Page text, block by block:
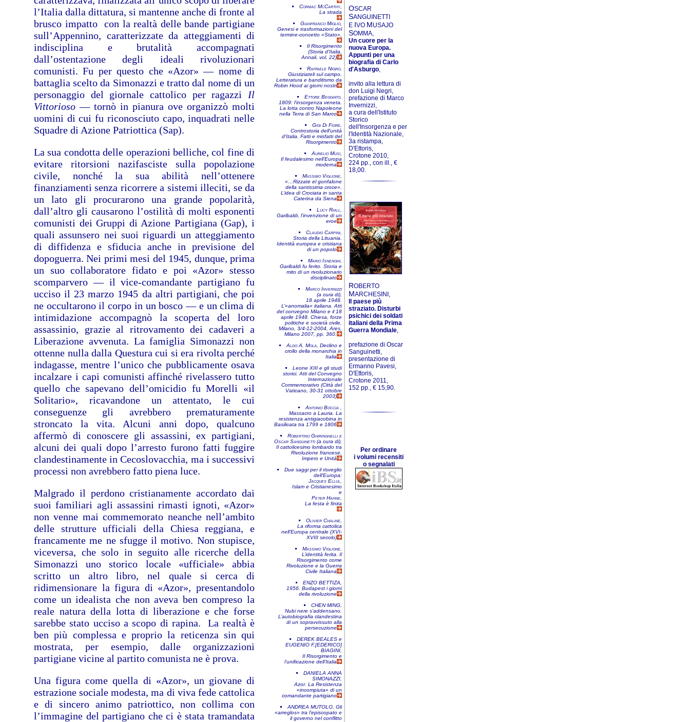
l’Italia dalla dittatura, si mantenne anche di fronte al
brusco impatto con la realtà delle bande partigiane
sull’Appennino, caratterizzate da atteggiamenti di
indisciplina e brutalità accompagnati
dall’ostentazione degli ideali rivoluzionari
comunisti. Fu per questo che «Azor» — nome di
battaglia scelto da Simonazzi e tratto dal nome di un
personaggio del giornale cattolico per ragazzi Il
Vittorioso — tornò in pianura ove organizzò molti
uomini di cui fu riconosciuto capo, inquadrati nelle
Squadre di Azione Patriottica (Sap).
La sua condotta delle operazioni belliche, col fine di
evitare ritorsioni nazifasciste sulla popolazione
civile, nonché la sua abilità nell’ottenere
finanziamenti senza ricorrere a sistemi illeciti, se da
un lato gli procurarono una grande popolarità,
dall’altro gli causarono l’ostilità di molti esponenti
comunisti dei Gruppi di Azione Partigiana (Gap), i
quali assunsero nei suoi riguardi un atteggiamento
di diffidenza e sfiducia anche in previsione del
dopoguerra. Nei primi mesi del 1945, dunque, prima
un suo collaboratore fidato e poi «Azor» stesso
scomparvero — il vice-comandante partigiano fu
ucciso il 23 marzo 1945 da altri partigiani, che poi
ne occultarono il corpo in un bosco — e un clima di
intimidazione accompagnò la scoperta del loro
assassinio, grazie al ritrovamento dei cadaveri a
Liberazione avvenuta. La famiglia Simonazzi non
ottenne nulla dalla Questura cui si era rivolta perché
indagasse, mentre l’unico che pubblicamente osava
incalzare i capi comunisti affinché rivelassero tutto
quello che sapevano dell’omicidio fu Morelli «il
Solitario», ricavandone un attentato, le cui
conseguenze gli avrebbero prematuramente
stroncato la vita. Alcuni anni dopo, qualcuno
affermò di conoscere gli assassini, ex partigiani,
alcuni dei quali dopo l’arresto furono fatti fuggire
clandestinamente in Cecoslovacchia, ma i successivi
processi non avrebbero fatto piena luce.
Malgrado il perdono cristianamente accordato dai
suoi familiari agli assassini rimasti ignoti, «Azor»
non venne mai commemorato neanche nell’ambito
delle strutture ufficiali della Chiesa reggiana, e
francamente me ne sfugge il motivo. Non stupisce,
viceversa, che solo in seguito alle ricerche della
Simonazzi uno storico locale «ufficiale» abbia
scritto un altro libro, nel quale si cerca di
ridimensionare la figura di «Azor», presentandolo
come un idealista che non aveva ben compreso la
reale natura della lotta di liberazione e che forse
sarebbe stato ucciso a scopo di rapina. La realtà è
ben più complessa e proprio la reticenza sin qui
mostrata, per esempio, dalle organizzazioni
partigiane vicine al partito comunista ne è prova.
Una figura come quella di «Azor», un giovane di
estrazione sociale modesta, ma di viva fede cattolica
e di sincero animo patriottico, non collima con
l’immagine del partigiano che ci è stata tramandata
Cormac McCarthy,
La strada
Gianfranco Miglio,
Genesi e trasformazioni del
termine-concetto «Stato»,
Il Risorgimento
(Storia d'Italia,
Annali, vol, 22)
Raffaele Nigro,
Giustiziateli sul campo.
Letteratura e banditismo da
Robin Hood ai giorni nostri
Ettore Beggiato,
1809: l'in­sor­genza veneta.
La lotta contro Napoleone
nella Terra di San Marco
Gigi Di Fiore,
Controstoria dell'unità
d'Italia. Fatti e misfatti del
Risorgimento
Aurelio Musi,
Il feudalesimo nell’Europa
moderna
Massimo Viglione,
«…Rizzate el gonfalone
della santissima croce».
L’idea di Crociata in santa
Caterina da Siena
Lucy Riall,
Garibaldi, l'invenzione di un
eroe
Claudio Carpini,
Storia della Lituania.
Identità europea e cristiana
di un popolo
Mario Isnenghi,
Garibaldi fu ferito. Storia e
mito di un rivoluzionario
disciplinato
Marco Invernizzi
(a cura di),
18 aprile 1948.
L’«anomalia» italiana. Atti
del convegno Milano e il 18
aprile 1948. Chiesa, forze
politiche e società civile
Milano, 3/4-12-2004 , Ares,
Milano 2007, pp. 360.
Aldo A. Mola
Declino e
crollo della monarchia in
Italia
Leone XIII e gli studi
storici. Atti del Convegno
Internazionale
Commemorativo (Città del
Vaticano, 30-31 ottobre
2003)
Antonio Boccia
Massacro a Lauria. La
resistenza antigiacobina in
Basilicata tra 1799 e 1806
Robertino Ghiringhelli e
Oscar Sanguinetti (a cura di),
Il cattolicesimo lombardo tra
Rivoluzione francese,
Impero e Unità
Due saggi per il risveglio
dell'Europa:
Jacques Ellul
Islam e Cristianesimo
e
Peter Hahne
La festa è finita
Olivier Chaline
La riforma cattolica
nell’Europa centrale (XVI-
XVIII secolo)
Massimo Viglione
L’identità ferita. Il
Risorgimento come
Rivoluzione e la Guerra
Civile Italiana
ENZO BETTIZA
1956. Budapest i giorni
della rivoluzione
CHEN MING
Nubi nere s’addensano.
L’autobiografia clandestina
di un sopravvissuto alla
persecuzione
DEREK BEALES e
EUGENIO F.[EDERICO]
BIAGINI
Il Risorgimento e
l’unificazione dell’Italia
DANIELA ANNA
SIMONAZZI
Azor. La Resistenza
«incompiuta» di un
comandante partigiano
ANDREA MUTOLO Gli
«arreglos» tra l’episcopato e
il governo nel conflitto
OSCAR
SANGUINETTI
E IVO MUSAJO
SOMMA,
Un cuore per la
nuova Europa.
Appunti per una
biografia di Carlo
d'Asburgo,
invito alla lettura di
don Luigi Negri,
prefazione di Marco
Invernizzi,
a cura dell'Istituto
Storico
dell'Insorgenza e per
l'Identità Nazionale,
3a ristampa,
D'Ettoris,
Crotone 2010,
224 pp., con ill., €
18,00.
ROBERTO
MARCHESINI,
Il paese più
straziato. Disturbi
psichici dei soldati
italiani della Prima
Guerra Mondiale,
prefazione di Oscar
Sanguinetti,
presentazione di
Ermanno Pavesi,
D'Ettoris,
Crotone 2011,
152 pp., € 15,90.
Per ordinare
i volumi recensiti
o segnalati